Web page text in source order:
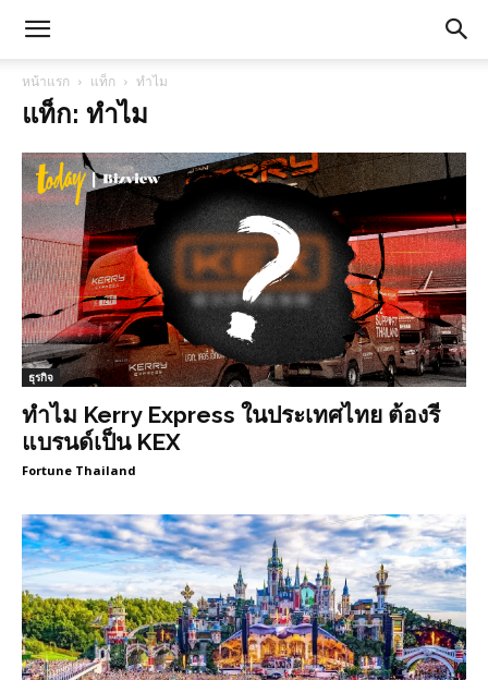
หน้าแรก แท็ก ทำไม
แท็ก: ทำไม
ธุรกิจ
ทำไม Kerry Express ในประเทศไทย ต้องรี
แบรนด์เป็น KEX
Fortune Thailand